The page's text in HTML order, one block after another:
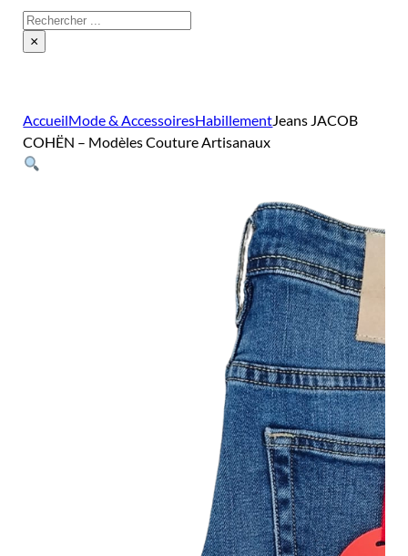
Rechercher
×
AccueilMode & AccessoiresHabillementJeans JACOB
COHËN – Modèles Couture Artisanaux